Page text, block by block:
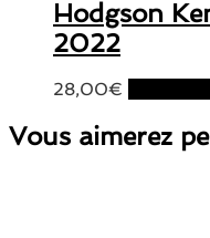
Hodgson
2022
28,00€
Vous aimerez